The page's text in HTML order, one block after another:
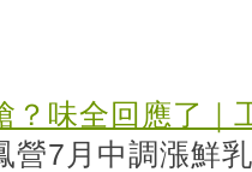
？味全回應了｜
營7月中調漲鮮